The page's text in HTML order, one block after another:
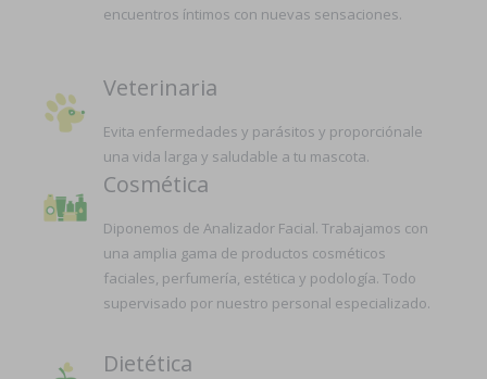
encuentros íntimos con nuevas sensaciones.
Veterinaria
Evita enfermedades y parásitos y proporciónale
una vida larga y saludable a tu mascota.
Cosmética
Diponemos de Analizador Facial. Trabajamos con
una amplia gama de productos cosméticos
faciales, perfumería, estética y podología. Todo
supervisado por nuestro personal especializado.
Dietética